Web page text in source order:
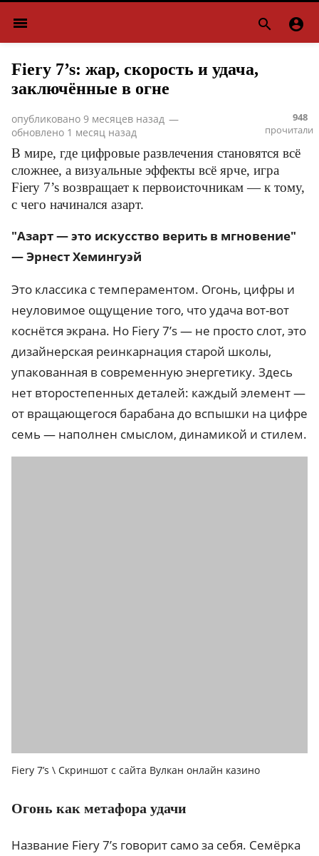
menu  
Fiery 7’s: жар, скорость и удача,
заключённые в огне
опубликовано 9 месяцев назад —
обновлено 1 месяц назад
948
прочитали
В мире, где цифровые развлечения становятся всё
сложнее, а визуальные эффекты всё ярче, игра
Fiery 7’s возвращает к первоисточникам — к тому,
с чего начинался азарт.
"Азарт — это искусство верить в мгновение"
— Эрнест Хемингуэй
Это классика с темпераментом. Огонь, цифры и
неуловимое ощущение того, что удача вот-вот
коснётся экрана. Но Fiery 7’s — не просто слот, это
дизайнерская реинкарнация старой школы,
упакованная в современную энергетику. Здесь
нет второстепенных деталей: каждый элемент —
от вращающегося барабана до вспышки на цифре
семь — наполнен смыслом, динамикой и стилем.
Fiery 7’s \ Скриншот с сайта Вулкан онлайн казино
Огонь как метафора удачи
Название Fiery 7’s говорит само за себя. Семёрка